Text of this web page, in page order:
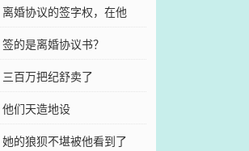
婚协议的签字权，在他
的是离婚协议书？
百万把纪舒卖了
们天造地设
的狼狈不堪被他看到了